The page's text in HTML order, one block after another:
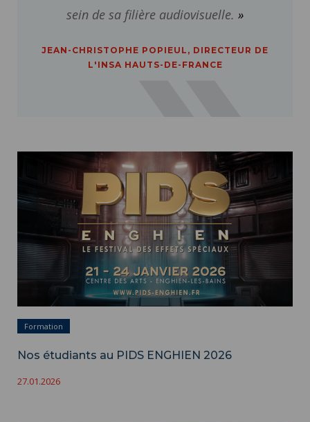
sein de sa filière audiovisuelle.
JEAN-CHRISTOPHE POPIEUL, DIRECTEUR DE
L'INSA HAUTS-DE-FRANCE
Formation
Nos étudiants au PIDS ENGHIEN 2026
27.01.2026